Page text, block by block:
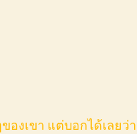
องเขา แต่บอกได้เลย